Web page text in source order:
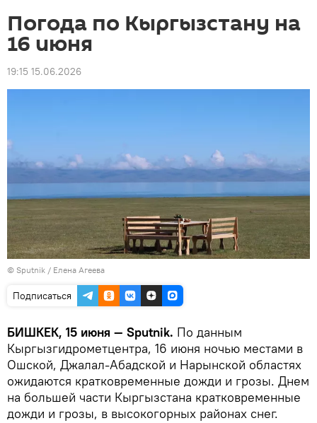
Погода по Кыргызстану на
16 июня
19:15 15.06.2026
© Sputnik / Елена Агеева
Подписаться
БИШКЕК, 15 июня — Sputnik. По данным
Кыргызгидрометцентра, 16 июня ночью местами в
Ошской, Джалал-Абадской и Нарынской областях
ожидаются кратковременные дожди и грозы. Днем
на большей части Кыргызстана кратковременные
дожди и грозы, в высокогорных районах снег.